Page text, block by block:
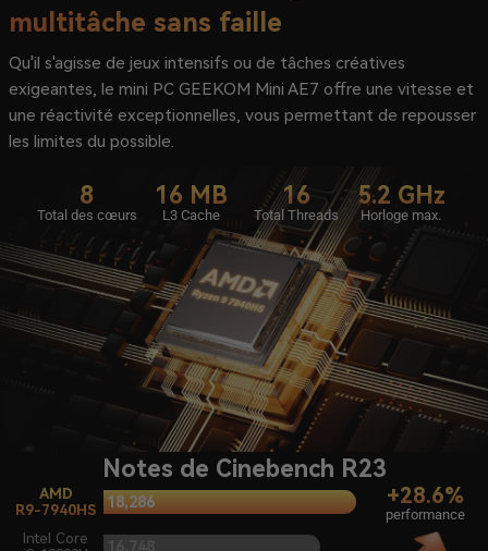
multitâche sans faille
Qu'il s'agisse de jeux intensifs ou de tâches créatives
exigeantes, le mini PC GEEKOM Mini AE7 offre une vitesse et
une réactivité exceptionnelles, vous permettant de repousser
les limites du possible.
8
Total des cœurs
16 MB
L3 Cache
16
Total Threads
5.2 GHz
Horloge max.
Notes de Cinebench R23
AMD
R9-7940HS
Intel Core
+28.6%
performance